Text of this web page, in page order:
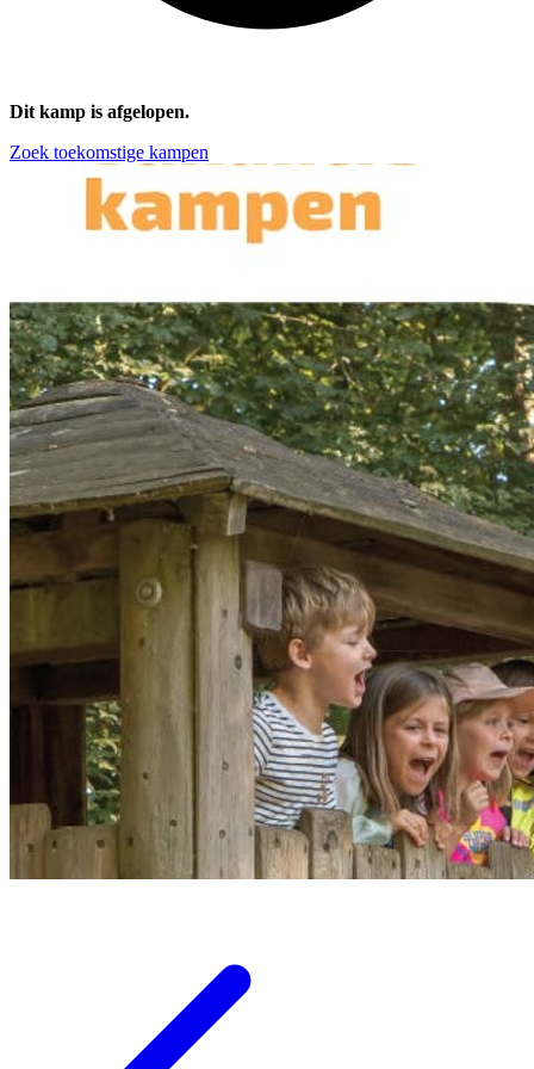
Dit kamp is afgelopen.
Zoek toekomstige kampen